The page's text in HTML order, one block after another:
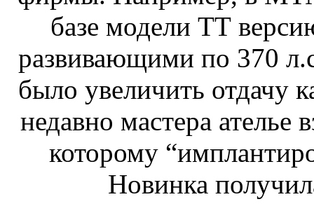
базе модели ТТ
развивающими по 370
было увеличить отдачу
недавно мастера
которому
Новинка